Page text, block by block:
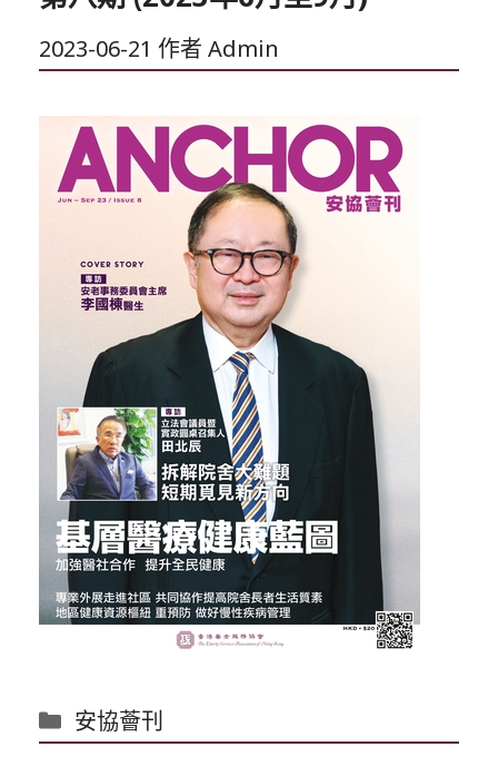
2023-06-21 作者 Admin
分
類
安協薈刊